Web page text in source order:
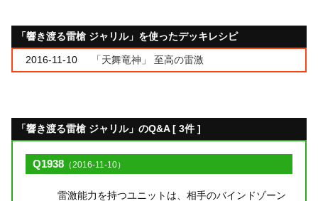
「響き渡る雷槍 ジャリル」を使ったデッキレシピ
2016-11-10 「天舞竜神」 至高の雷激
「響き渡る雷槍 ジャリル」のQ&A [ 3件 ]
Q1938 （2016-11-10）
雷激能力を持つユニットは、相手のバインドゾーン